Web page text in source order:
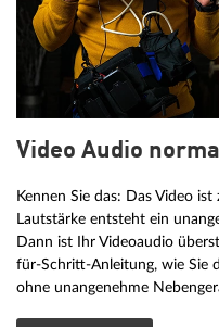
Video Audio
Kennen Sie das: Das Video
Lautstärke entsteht ein
Dann ist Ihr Videoaudio
für-Schritt-Anleitung, wie Sie
ohne unangenehme